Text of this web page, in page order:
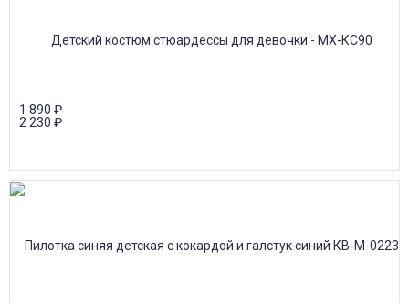
1 890 ₽
2 230 ₽